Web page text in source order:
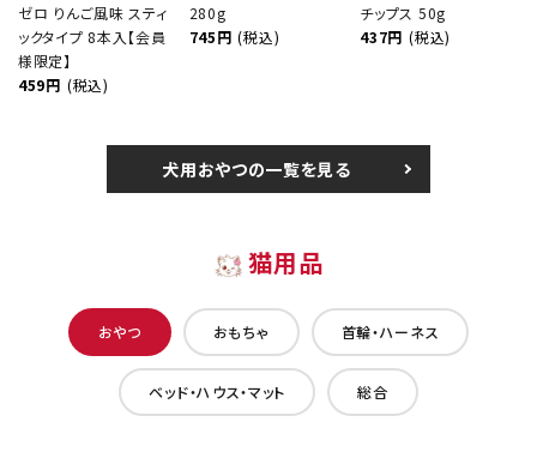
ゼロ りんご風味 スティ
ックタイプ 8本入【会員
様限定】
459円 (税込)
280g
745円 (税込)
チップス 50g
437円 (税込)
犬用おやつの一覧を見る
猫用品
おやつ おもちゃ 首輪・ハーネス
ベッド・ハウス・マット 総合